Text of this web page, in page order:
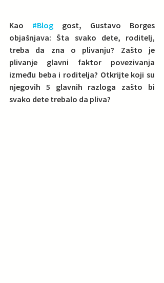
Kao #Blog gost, Gustavo Borges
objašnjava: Šta svako dete, roditelj,
treba da zna o plivanju? Zašto je
plivanje glavni faktor povezivanja
između beba i roditelja? Otkrijte koji su
njegovih 5 glavnih razloga zašto bi
svako dete trebalo da pliva?